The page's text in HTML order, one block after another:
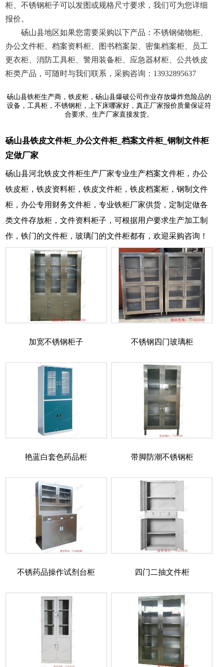
柜、不锈钢柜子可以发图或规格尺寸要求，我们可为您详细
报价。
砀山县地区如果您需要采购以下产品：不锈钢储物柜、
办公文件柜、档案资料柜、图书档案架、密集档案柜、员工
更衣柜、消防工具柜、警用装备柜、应急器材柜、公共铁皮
柜类产品，可随时与我们联系，采购咨询：13932895637
砀山县铁柜生产商，铁皮柜，砀山县爆破公司作业存放爆炸危险品的
设备，工具柜，不锈钢柜，上下床哪家好，真正厂家报价质量保证符
合要求。生产厂家直接发货。
砀山县铁皮文件柜_办公文件柜_档案文件柜_钢制文件柜
定做厂家
砀山县河北铁皮文件柜生产厂家专业生产档案文件柜，办公
铁皮柜，铁皮资料柜，铁皮文件柜，铁皮档案柜，钢制文件
柜，办公专用财务文件柜，专业铁柜厂家供货，定制定做各
类文件存放柜，文件资料柜子，可根据用户要求生产加工制
作，铁门的文件柜，玻璃门的文件柜都有，欢迎采购咨询！
加宽不锈钢柜子 不锈钢四门玻璃柜
艳蓝白套色药品柜 带脚防潮不锈钢柜
不锈药品操作试剂台柜 四门二抽文件柜